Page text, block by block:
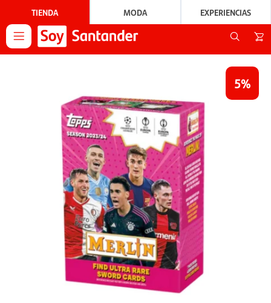
TIENDA MODA EXPERIENCIAS

5